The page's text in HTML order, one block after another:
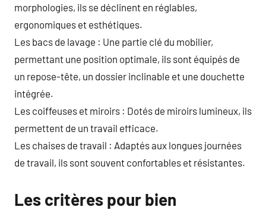
morphologies, ils se déclinent en réglables,
ergonomiques et esthétiques.
Les bacs de lavage : Une partie clé du mobilier,
permettant une position optimale, ils sont équipés de
un repose-tête, un dossier inclinable et une douchette
intégrée.
Les coiffeuses et miroirs : Dotés de miroirs lumineux, ils
permettent de un travail efficace.
Les chaises de travail : Adaptés aux longues journées
de travail, ils sont souvent confortables et résistantes.
Les critères pour bien